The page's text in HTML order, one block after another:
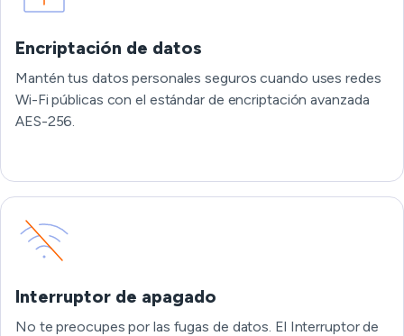
Encriptación de datos
Mantén tus datos personales seguros cuando uses redes
Wi-Fi públicas con el estándar de encriptación avanzada
AES-256.
Interruptor de apagado
No te preocupes por las fugas de datos. El Interruptor de